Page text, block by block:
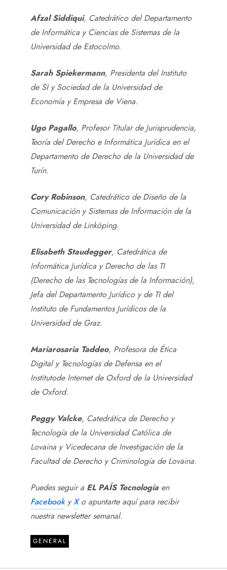
Afzal Siddiqui, Catedrático del Departamento
de Informática y Ciencias de Sistemas de la
Universidad de Estocolmo.
Sarah Spiekermann, Presidenta del Instituto
de SI y Sociedad de la Universidad de
Economía y Empresa de Viena.
Ugo Pagallo, Profesor Titular de Jurisprudencia,
Teoría del Derecho e Informática Jurídica en el
Departamento de Derecho de la Universidad de
Turín.
Cory Robinson, Catedrático de Diseño de la
Comunicación y Sistemas de Información de la
Universidad de Linköping.
Elisabeth Staudegger, Catedrática de
Informática Jurídica y Derecho de las TI
(Derecho de las Tecnologías de la Información),
Jefa del Departamento Jurídico y de TI del
Instituto de Fundamentos Jurídicos de la
Universidad de Graz.
Mariarosaria Taddeo, Profesora de Ética
Digital y Tecnologías de Defensa en el
Institutode Internet de Oxford de la Universidad
de Oxford.
Peggy Valcke, Catedrática de Derecho y
Tecnología de la Universidad Católica de
Lovaina y Vicedecana de Investigación de la
Facultad de Derecho y Criminología de Lovaina.
Puedes seguir a EL PAÍS Tecnología en
FacebookyXo apuntarte aquí para recibir
nuestra newsletter semanal.
GENERAL